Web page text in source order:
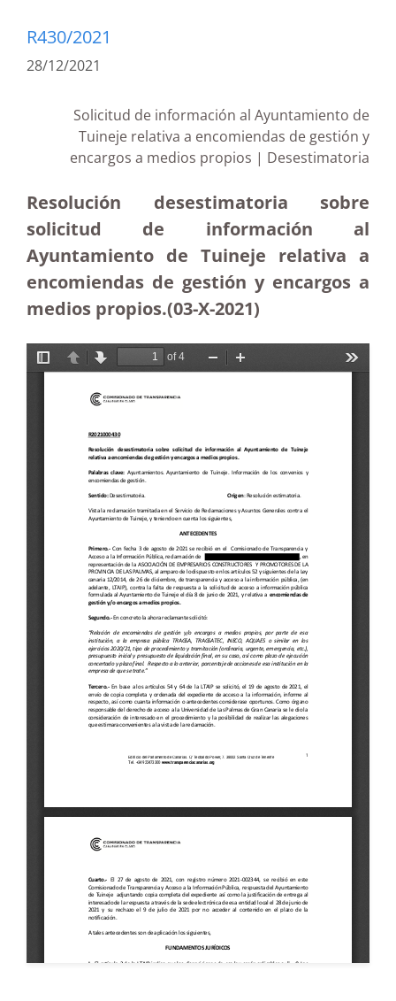
R430/2021
28/12/2021
Solicitud de información al Ayuntamiento de
Tuineje relativa a encomiendas de gestión y
encargos a medios propios | Desestimatoria
Resolución desestimatoria sobre
solicitud de información al
Ayuntamiento de Tuineje relativa a
encomiendas de gestión y encargos a
medios propios.(03-X-2021)